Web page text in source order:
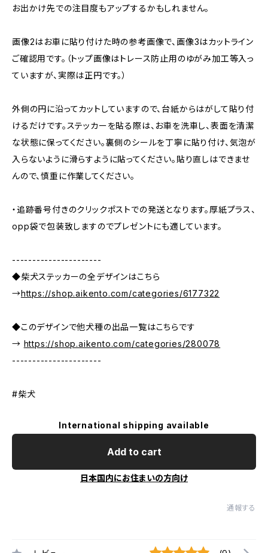
お出かけ先での注目度もアップするかもしれません。
画像2はお車に貼り付けた時の参考画像で、画像3はカットライン
ご確認用です。（トップ画像はトレース防止用のゆがみ加工等入っ
ていますが、実際は正円です。）
外側の円に沿ってカットしていますので、台紙からはがして貼り付
けるだけです。ステッカーを貼る際は、お車を洗車し、表面を清潔
な状態に保ってください。裏側のシールを丁寧に貼り付け、気泡が
入らないように滑らすように貼ってください。貼り直しはできませ
んので、慎重に作業してください。
・追跡番号付きのクリックポストでの発送となります。厚紙プラス、
opp袋で包装致しますのでプレゼントにも適しています。
----------------------
◆柴犬ステッカーの全デザインはこちら
→https://shop.aikento.com/categories/6177322
◆このデザインで他犬種の出品一覧はこちらです
→ https://shop.aikento.com/categories/280078
----------------------
#柴犬
International shipping available
Add to cart
日本国内にお住まいの方向け
通報する